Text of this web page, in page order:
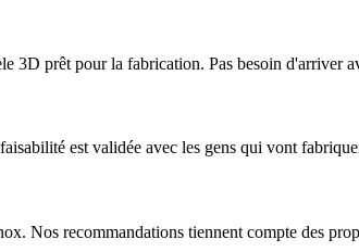
3D prêt pour la fabrication. Pas besoin d'arriver
est validée avec les gens qui vont
Nos recommandations tiennent compte des